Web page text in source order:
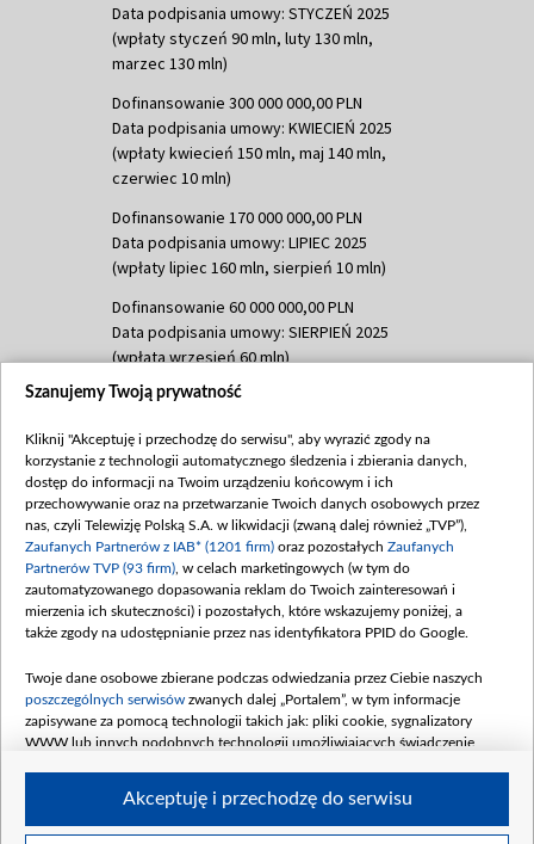
Data podpisania umowy: STYCZEŃ 2025
(wpłaty styczeń 90 mln, luty 130 mln,
marzec 130 mln)
Dofinansowanie 300 000 000,00 PLN
Data podpisania umowy: KWIECIEŃ 2025
(wpłaty kwiecień 150 mln, maj 140 mln,
czerwiec 10 mln)
Dofinansowanie 170 000 000,00 PLN
Data podpisania umowy: LIPIEC 2025
(wpłaty lipiec 160 mln, sierpień 10 mln)
Dofinansowanie 60 000 000,00 PLN
Data podpisania umowy: SIERPIEŃ 2025
(wpłata wrzesień 60 mln)
Dofinansowanie 635 783 051,21 PLN
(wpłata wrzesień 100 mln, październik 350
mln, listopad 265 mln)
Dofinansowanie 48 862 000,00 PLN
Data podpisania umowy: GRUDZIEŃ 2025
(wpłata grudzień 60,548 mln)
Dofinansowanie 900 000 000,00 PLN
Data podpisania umowy: LUTY 2026 (wpłata
kwiecień 180 mln, 7 maja 180 mln, 8
czerwca 90 mln)
Dofinansowanie 250 000 000,00 PLN
4 sierpnia 250 mln
Szanujemy Twoją prywatność
Kliknij "Akceptuję i przechodzę do serwisu", aby wyrazić zgody na
korzystanie z technologii automatycznego śledzenia i zbierania danych,
dostęp do informacji na Twoim urządzeniu końcowym i ich
przechowywanie oraz na przetwarzanie Twoich danych osobowych przez
nas, czyli Telewizję Polską S.A. w likwidacji (zwaną dalej również „TVP”),
Zaufanych Partnerów z IAB* (1201 firm) oraz pozostałych Zaufanych
Partnerów TVP (93 firm) , w celach marketingowych (w tym do
zautomatyzowanego dopasowania reklam do Twoich zainteresowań i
mierzenia ich skuteczności) i pozostałych, które wskazujemy poniżej, a
także zgody na udostępnianie przez nas identyfikatora PPID do Google.
Twoje dane osobowe zbierane podczas odwiedzania przez Ciebie naszych
poszczególnych serwisów zwanych dalej „Portalem”, w tym informacje
zapisywane za pomocą technologii takich jak: pliki cookie, sygnalizatory
WWW lub innych podobnych technologii umożliwiających świadczenie
Akceptuję i przechodzę do serwisu